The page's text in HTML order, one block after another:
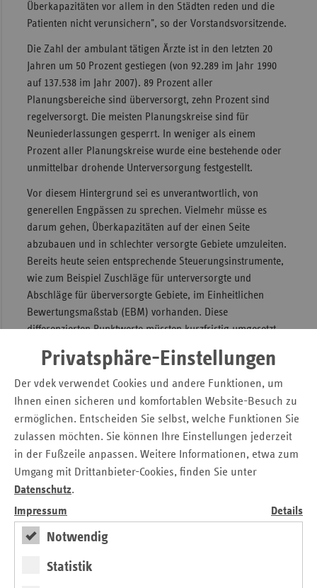
Privatsphäre-Einstellungen
Der vdek verwendet Cookies und andere Funktionen, um
Ihnen einen sicheren und komfortablen Website-Besuch zu
ermöglichen. Entscheiden Sie selbst, welche Funktionen Sie
zulassen möchten. Sie können Ihre Einstellungen jederzeit
in der Fußzeile anpassen. Weitere Informationen, etwa zum
Umgang mit Drittanbieter-Cookies, finden Sie unter
Datenschutz.
Impressum
Details
Notwendig
Statistik
Überkapazitäten vor allem in den Städten reden und die
Patienten nicht verunsichern", so der Vorstandsvorsitzende.
Die Zahl der ambulant tätigen Ärzte ist in den letzten 20
Jahren um 50 Prozent gestiegen (von 92.289 im Jahr 1990
auf 137.538 im Jahr 2007). 89 Prozent aller
Planungsbereiche sind überversorgt, zehn Prozent sind
regelversorgt. Die meisten Planungskreise sind für
Neuniederlassungen gesperrt. In weniger als einem
Prozent aller Planungskreise wurde eine bestehende oder
unmittelbar drohende Unterversorgung festgestellt.
Vor diesem Hintergrund sei es unverantwortlich, von
generellen Engpässen zu sprechen. Vielmehr müsse es
darum gehen, Überkapazitäten auf der einen Seite
abzubauen und in schlechter versorgte Gebiete umzuleiten.
Bereits heute seien entsprechende Steuerungsinstrumente,
wie zum Beispiel Zuschläge für unterversorgte und
Abschläge für überversorgte Gebiete, im Einheitlichen
Bewertungsmaßstab (EBM) vorhanden. Diese
differenzierten Punktwerte müssten kurzfristig umgesetzt
nicht zielführend. "Wer Zuschläge für Unterversorgung
fordert, muss auch Abschläge bei Überversorgung
akzeptieren!", so Ballast.
Auch im internationalen Vergleich nimmt Deutschland
hinsichtlich der Arztdichte eine Position im vorderen
Mittelfeld ein. Auf 100.000 Einwohner kommen nach
Angaben der Weltgesundheitsorganisation (WHO) 345
Ärzte. Nur in Griechenland (500), Belgien (422) und Italien
(365) gibt es mehr Ärzte. Aufgrund der demografischen
Entwicklung wird die Zahl der Einwohner in Deutschland
bis 2050 deutlich zurückgehen. Auch dieser Trend ist bei der
Bedarfsplanung zu berücksichtigen. "Wir werden mehr